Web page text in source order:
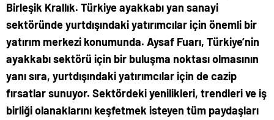
Birleşik Krallık. Türkiye ayakkabı yan sanayi
sektöründe yurtdışındaki yatırımcılar için önemli bir
yatırım merkezi konumunda. Aysaf Fuarı, Türkiye’nin
ayakkabı sektörü için bir buluşma noktası olmasının
yanı sıra, yurtdışındaki yatırımcılar için de cazip
fırsatlar sunuyor. Sektördeki yenilikleri, trendleri ve iş
birliği olanaklarını keşfetmek isteyen tüm paydaşları